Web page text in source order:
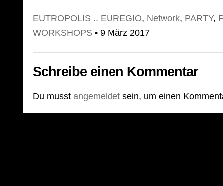
EUTROPOLIS .. EUREGIO, Network, PARTY,
WORKSHOPS • 9 März 2017
Schreibe einen Kommentar
Du musst angemeldet sein, um einen